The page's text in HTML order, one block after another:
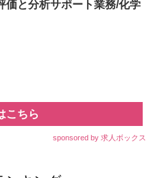
価と分析サポート業務/化学
こちら
sponsored by 求人ボックス